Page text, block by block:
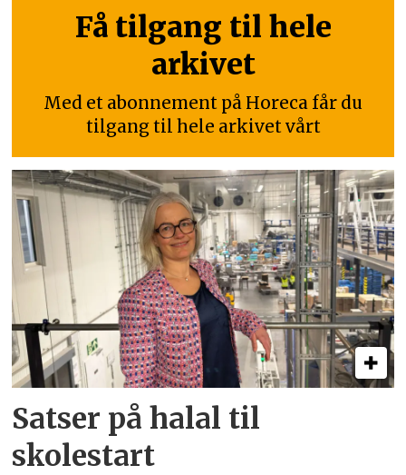
Få tilgang til hele
arkivet
Med et abonnement på Horeca får du
tilgang til hele arkivet vårt
Satser på halal til
skolestart